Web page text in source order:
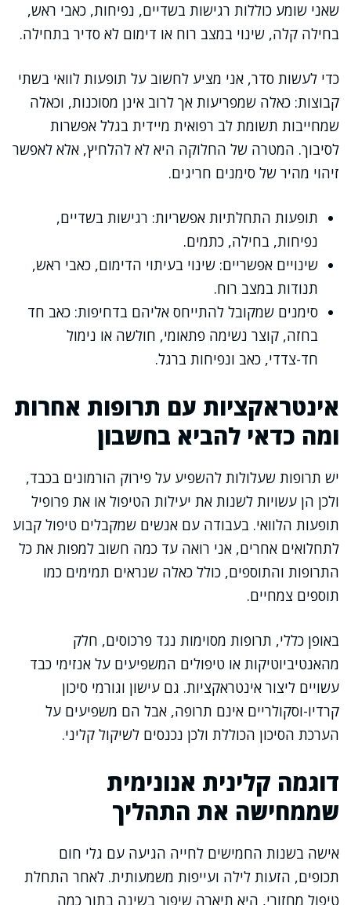
שאני שומע כוללות רגישות בשדיים, נפיחות, כאבי ראש,
בחילה קלה, שינוי במצב רוח או דימום לא סדיר בתחילה.
כדי לעשות סדר, אני מציע לחשוב על תופעות לוואי בשתי
קבוצות: כאלה שמפריעות אך לרוב אינן מסוכנות, וכאלה
שמחייבות תשומת לב רפואית מיידית בגלל אפשרות
לסיבוך. המטרה של החלוקה היא לא להלחיץ, אלא לאפשר
זיהוי מהיר של סימנים חריגים.
תופעות התחלתיות אפשריות: רגישות בשדיים,
נפיחות, בחילה, כתמים.
שינויים אפשריים: שינוי בעיתוי הדימום, כאבי ראש,
תנודות במצב רוח.
סימנים שמקובל להתייחס אליהם בדחיפות: כאב חד
בחזה, קוצר נשימה פתאומי, חולשה או נימול
חד-צדדי, כאב ונפיחות ברגל.
אינטראקציות עם תרופות אחרות
ומה כדאי להביא בחשבון
יש תרופות שעלולות להשפיע על פירוק הורמונים בכבד,
ולכן הן עשויות לשנות את יעילות הטיפול או את פרופיל
תופעות הלוואי. בעבודה עם אנשים שמקבלים טיפול קבוע
לתחלואים אחרים, אני רואה עד כמה חשוב למפות את כל
התרופות והתוספים, כולל כאלה שנראים תמימים כמו
תוספים צמחיים.
באופן כללי, תרופות מסוימות נגד פרכוסים, חלק
מהאנטיביוטיקות או טיפולים המשפיעים על אנזימי כבד
עשויים ליצור אינטראקציות. גם עישון וגורמי סיכון
קרדיו-וסקולריים אינם תרופה, אבל הם משפיעים על
הערכת הסיכון הכוללת ולכן נכנסים לשיקול קליני.
דוגמה קלינית אנונימית
שממחישה את התהליך
אישה בשנות החמישים לחייה הגיעה עם גלי חום
תכופים, הזעות לילה ועייפות משמעותית. לאחר התחלת
טיפול מחזורי, היא תיארה שיפור בשינה בתוך כמה